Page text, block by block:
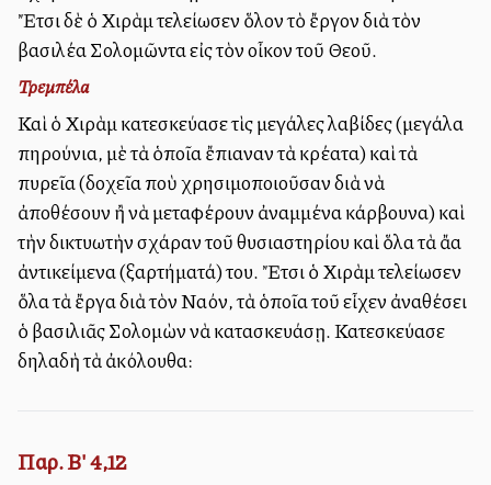
Ἔτσι δὲ ὁ Χιρὰμ ἐτελείωσεν ὅλον τὸ ἔργον διὰ τὸν
βασιλέα Σολομῶντα εἰς τὸν οἶκον τοῦ Θεοῦ.
Τρεμπέλα
Καὶ ὁ Χιρὰμ κατεσκεύασε τὶς μεγάλες λαβίδες (μεγάλα
πηρούνια, μὲ τὰ ὁποῖα ἔπιαναν τὰ κρέατα) καὶ τὰ
πυρεῖα (δοχεῖα ποὺ ἐχρησιμοποιοῦσαν διὰ νὰ
ἀποθέσουν ἢ νὰ μεταφέρουν ἀναμμένα κάρβουνα) καὶ
τὴν δικτυωτὴν ἐσχάραν τοῦ θυσιαστηρίου καὶ ὅλα τὰ ἄλλα
ἀντικείμενα (ἐξαρτήματά) του. Ἔτσι ὁ Χιρὰμ ἐτελείωσεν
ὅλα τὰ ἔργα διὰ τὸν Ναόν, τὰ ὁποῖα τοῦ εἶχεν ἀναθέσει
ὁ βασιλιᾶς Σολομὼν νὰ κατασκευάσῃ. Κατεσκεύασε
δηλαδὴ τὰ ἀκόλουθα:
Παρ. Β' 4,12